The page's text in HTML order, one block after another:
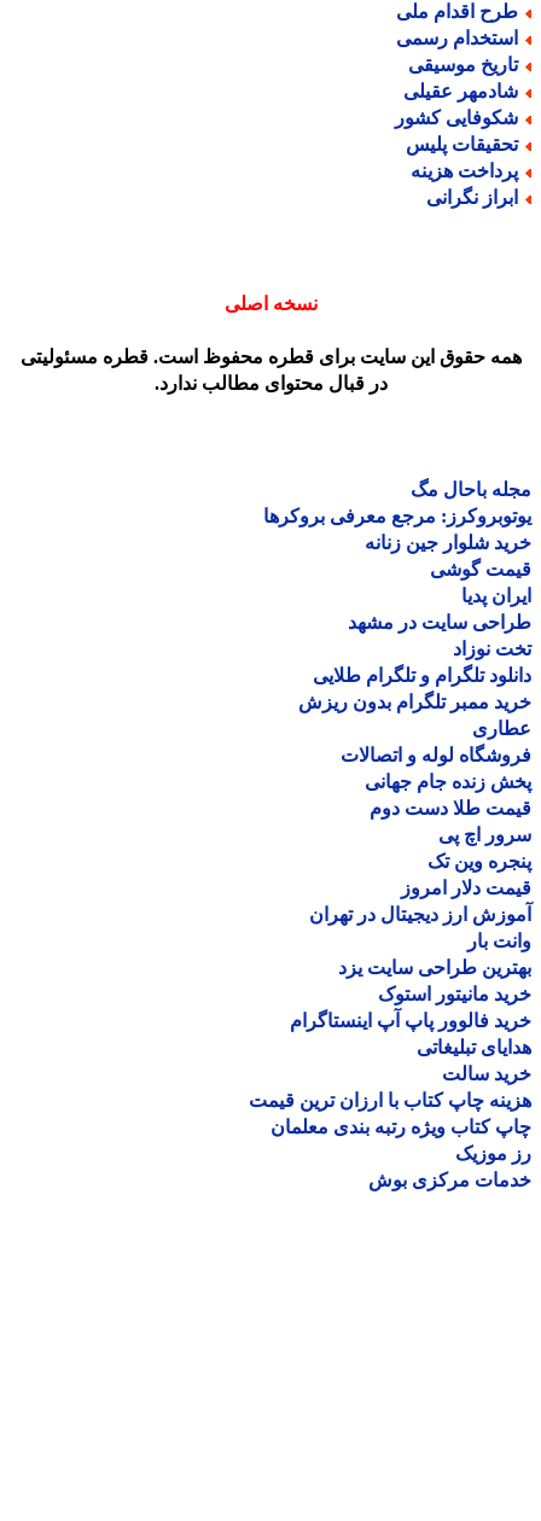
اقدام ملی
رسمی
موسیقی
عقیلی
کشور
پلیس
هزینه
نگرانی
نسخه اصلی
حقوق این سایت برای قطره محفوظ است. قطره مسئولیتی
در قبال محتوای مطالب ندارد.
باحال مگ
مرجع معرفی بروکرها
شلوار جین زنانه
گوشی
پدیا
سایت در مشهد
نوزاد
تلگرام و تلگرام طلایی
ممبر تلگرام بدون ریزش
لوله و اتصالات
زنده جام جهانی
طلا دست دوم
اچ پی
وین تک
دلار امروز
ارز دیجیتال در تهران
بار
طراحی سایت یزد
مانیتور استوک
فالوور پاپ آپ اینستاگرام
تبلیغاتی
سالت
چاپ کتاب با ارزان ترین قیمت
کتاب ویژه رتبه بندی معلمان
موزیک
مرکزی بوش